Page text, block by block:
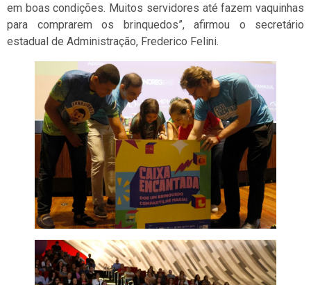
em boas condições. Muitos servidores até fazem vaquinhas
para comprarem os brinquedos”, afirmou o secretário
estadual de Administração, Frederico Felini.